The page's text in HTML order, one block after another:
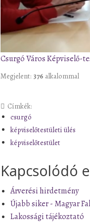
Csurgó Város Képviselő-
Megjelent: 376 alkalommal
Címkék:
csurgó
képviselőtestületi ülés
képviselőtestület
Kapcsolódó
Árverési hirdetmény
Újabb siker - Magyar
Lakossági tájékoztató